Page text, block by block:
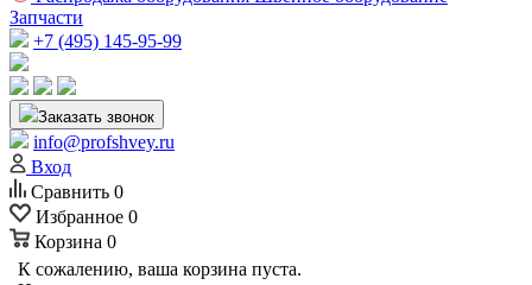
Запчасти
+7 (495) 145-95-99
Заказать звонок
info@profshvey.ru
Вход
Сравнить 0
Избранное 0
Корзина 0
К сожалению, ваша корзина пуста.